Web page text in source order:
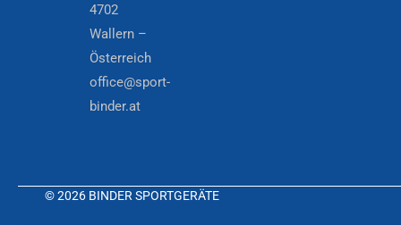
4702
Wallern –
Österreich
office@sport-
binder.at
© 2026 BINDER SPORTGERÄTE